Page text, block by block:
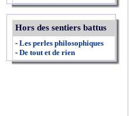
Hors des sentiers battus
- Les perles philosophiques
- De tout et de rien